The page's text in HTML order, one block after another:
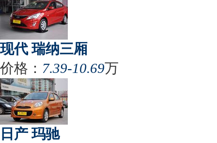
现代 瑞纳三厢
价格： 7.39-10.69万
日产 玛驰